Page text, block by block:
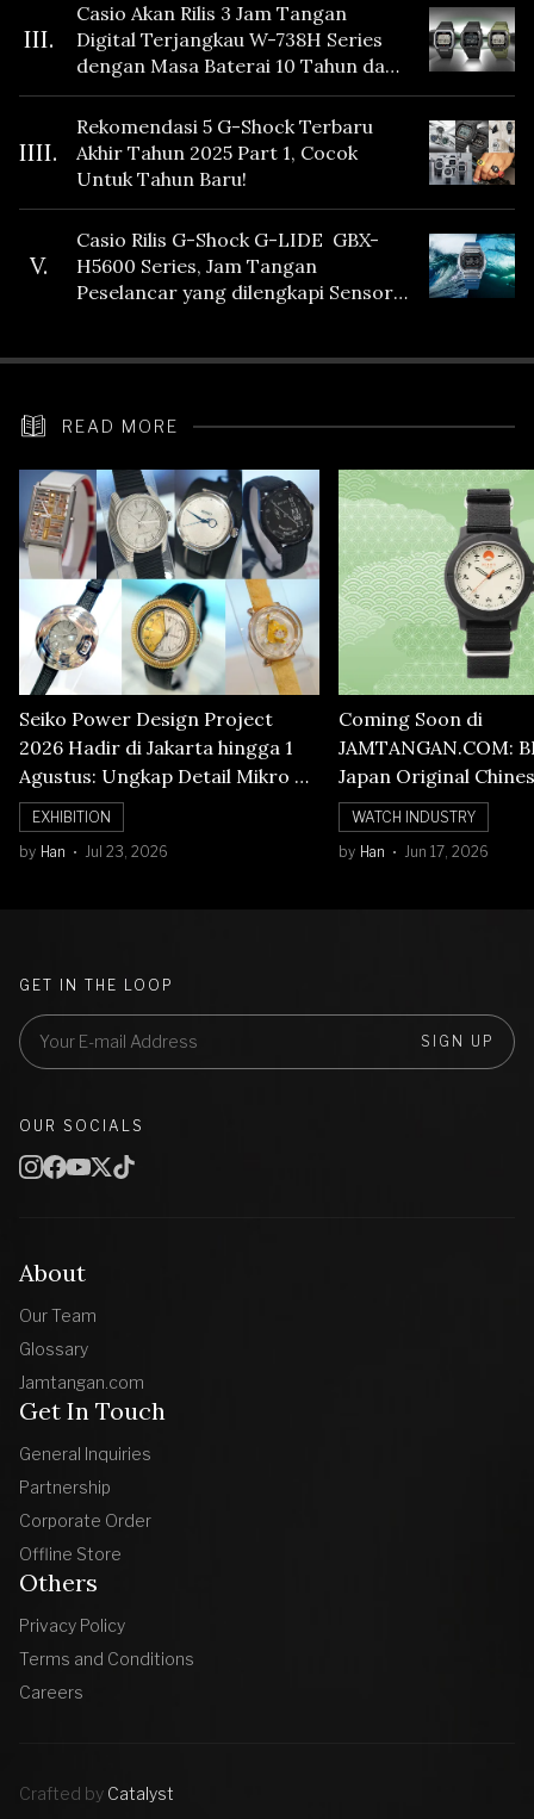
III.
Casio Akan Rilis 3 Jam Tangan
Digital Terjangkau W-738H Series
dengan Masa Baterai 10 Tahun dan
Fitur Vibration
IIII.
Rekomendasi 5 G-Shock Terbaru
Akhir Tahun 2025 Part 1, Cocok
Untuk Tahun Baru!
V.
Casio Rilis G-Shock G-LIDE GBX-
H5600 Series, Jam Tangan
Peselancar yang dilengkapi Sensor
READ MORE
Seiko Power Design Project
2026 Hadir di Jakarta hingga 1
Agustus: Ungkap Detail Mikro di
Balik Seni Watchmaking
EXHIBITION
by Han Jul 23, 2026
Coming Soon di
JAMTANGAN.COM:
Japan Original
Numerals Watch
WATCH INDUSTRY
by Han Jun 17, 2026
About
Our Team
Glossary
Jamtangan.com
Get In Touch
General Inquiries
Partnership
Corporate Order
Offline Store
Others
Privacy Policy
Terms and Conditions
Careers
GET IN THE LOOP
SIGN UP
OUR SOCIALS
Crafted by Catalyst